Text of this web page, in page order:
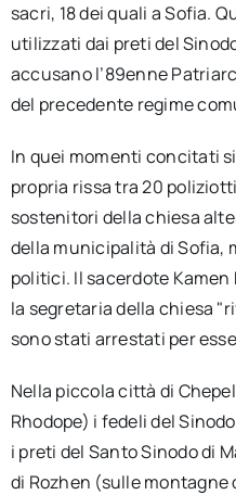
sacri, 18 dei quali a Sofia.
utilizzati dai preti del
accusano l’89enne
del precedente regime
In quei momenti concitati
propria rissa tra 20
sostenitori della chiesa
della municipalità di Sofia,
politici. Il sacerdote Kamen
la segretaria della chiesa
sono stati arrestati per
Nella piccola città di
Rhodope) i fedeli del
i preti del Santo Sinodo di
di Rozhen (sulle